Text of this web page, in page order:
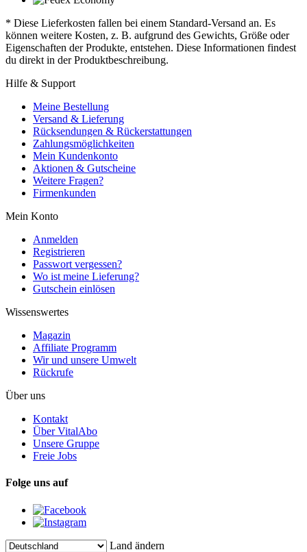
* Diese Lieferkosten fallen bei einem Standard-Versand an. Es
können weitere Kosten, z. B. aufgrund des Gewichts, Größe oder
Eigenschaften der Produkte, entstehen. Diese Informationen findest
du direkt in der Produktbeschreibung.
Hilfe & Support
Meine Bestellung
Versand & Lieferung
Rücksendungen & Rückerstattungen
Zahlungsmöglichkeiten
Mein Kundenkonto
Aktionen & Gutscheine
Weitere Fragen?
Firmenkunden
Mein Konto
Anmelden
Registrieren
Passwort vergessen?
Wo ist meine Lieferung?
Gutschein einlösen
Wissenswertes
Magazin
Affiliate Programm
Wir und unsere Umwelt
Rückrufe
Über uns
Kontakt
Über VitalAbo
Unsere Gruppe
Freie Jobs
Folge uns auf
Land ändern